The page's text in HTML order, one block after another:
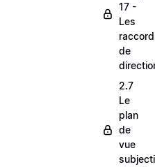
17 -
Les
de
2.7
Le
plan
de
vue